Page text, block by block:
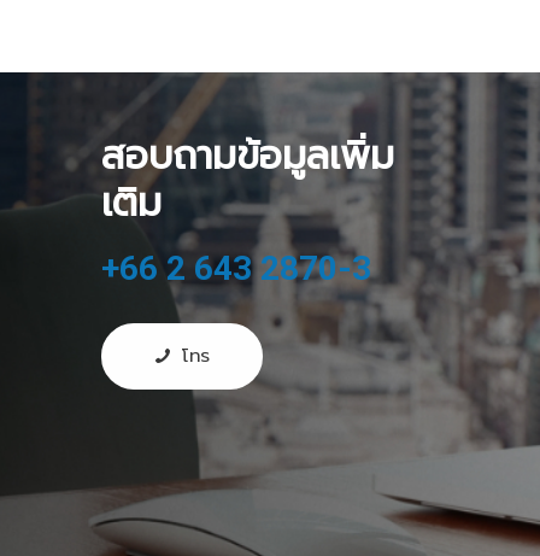
สอบถามข้อมูลเพิ่ม
เติม
+66 2 643 2870-3
โทร